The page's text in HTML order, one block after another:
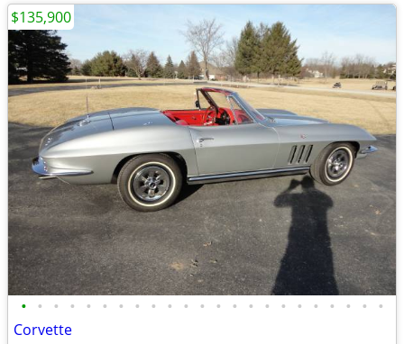
• • • • • • • • • • • • • • • • • • • • • • •
Corvette
$135,900